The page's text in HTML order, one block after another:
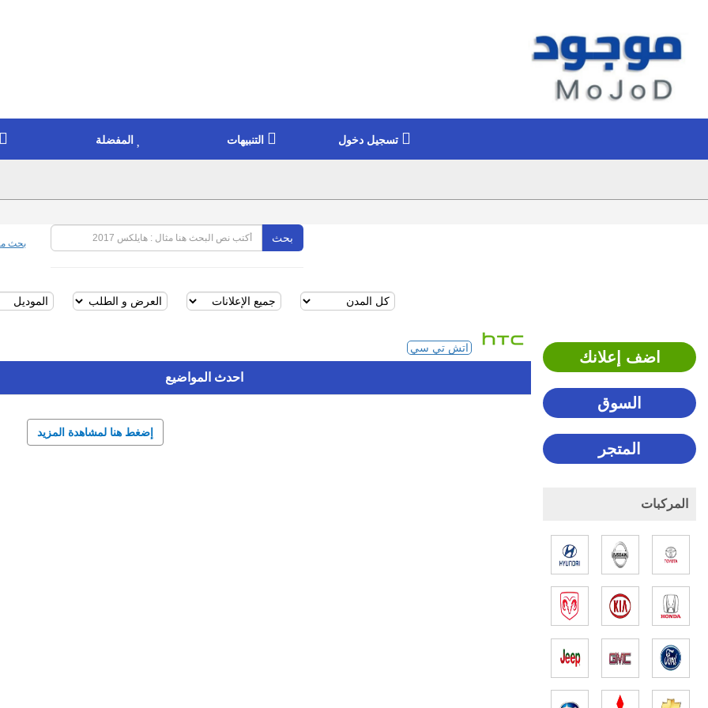
تسجيل دخول التنبيهات المفضلة
بحث بحث
اضف إعلانك
السوق
المتجر
المركبات
اتش تي سي
احدث المواضيع
إضغط هنا لمشاهدة المزيد